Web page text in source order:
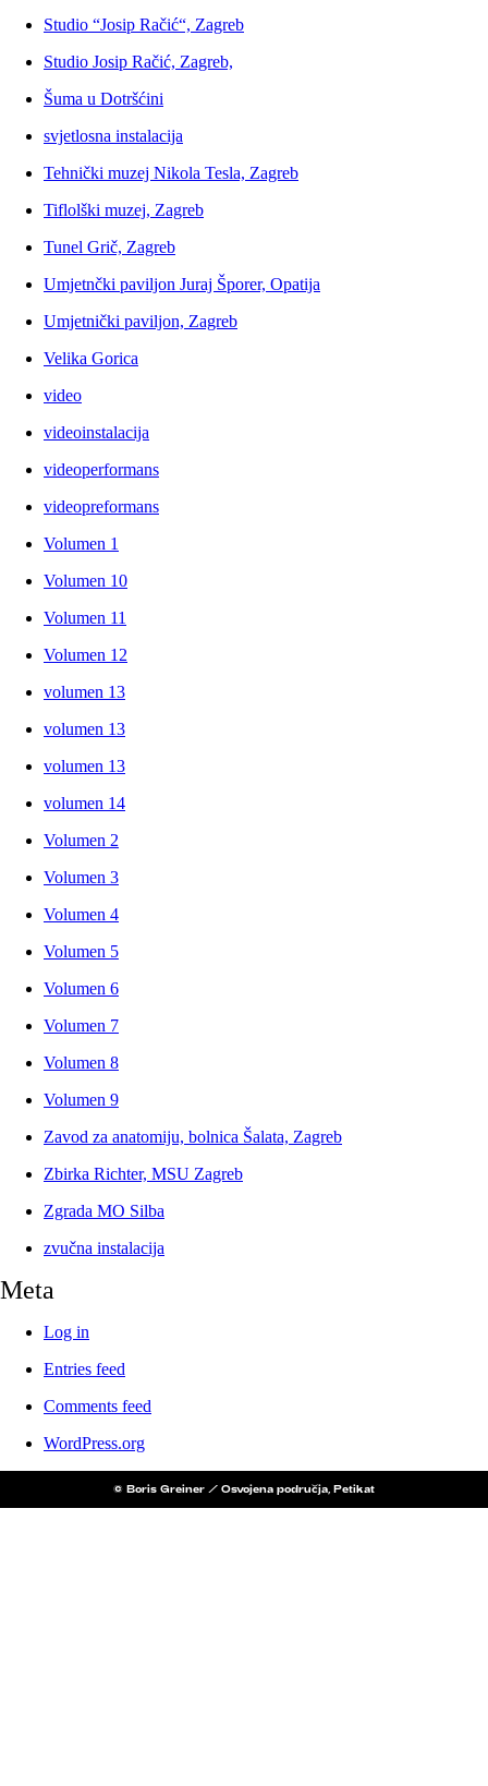
Studio “Josip Račić“, Zagreb
Studio Josip Račić, Zagreb,
Šuma u Dotršćini
svjetlosna instalacija
Tehnički muzej Nikola Tesla, Zagreb
Tiflolški muzej, Zagreb
Tunel Grič, Zagreb
Umjetnčki paviljon Juraj Šporer, Opatija
Umjetnički paviljon, Zagreb
Velika Gorica
video
videoinstalacija
videoperformans
videopreformans
Volumen 1
Volumen 10
Volumen 11
Volumen 12
volumen 13
volumen 13
volumen 13
volumen 14
Volumen 2
Volumen 3
Volumen 4
Volumen 5
Volumen 6
Volumen 7
Volumen 8
Volumen 9
Zavod za anatomiju, bolnica Šalata, Zagreb
Zbirka Richter, MSU Zagreb
Zgrada MO Silba
zvučna instalacija
Meta
Log in
Entries feed
Comments feed
WordPress.org
© Boris Greiner / Osvojena područja, Petikat